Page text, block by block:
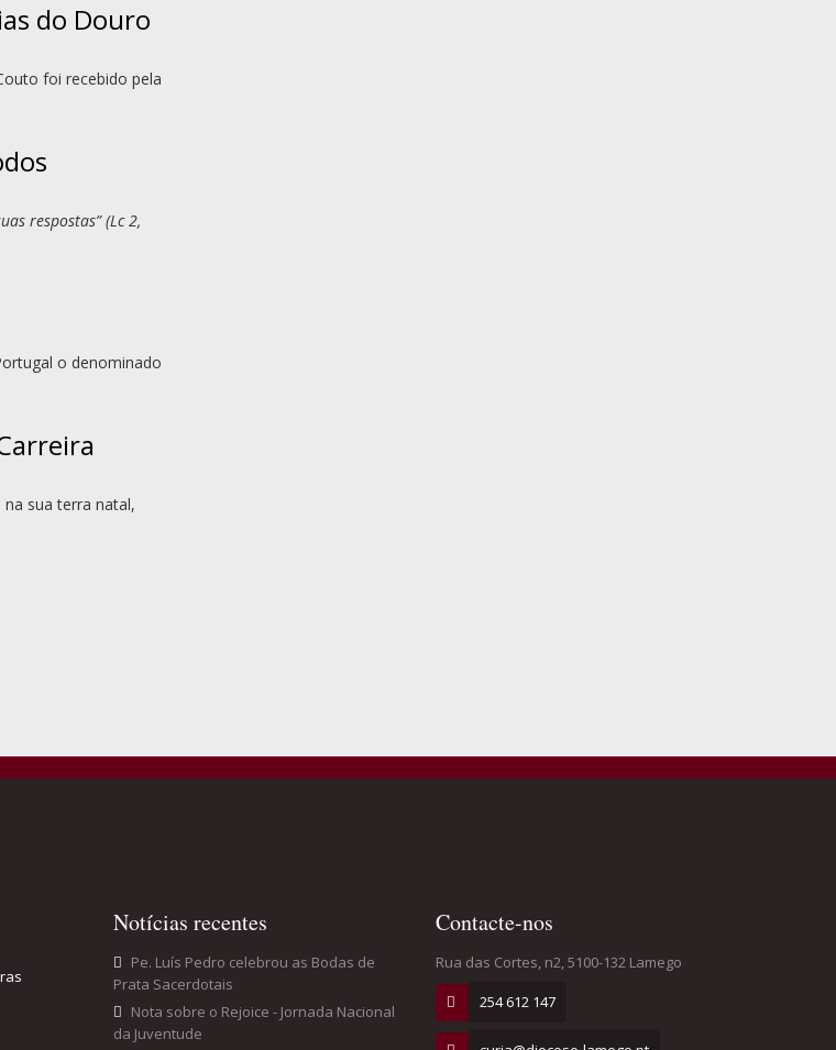
do Douro
foi recebido pela
respostas” (Lc 2,
o denominado
sua terra natal,
Notícias recentes
Pe. Luís Pedro celebrou as Bodas de
Prata Sacerdotais
Nota sobre o Rejoice - Jornada Nacional
da Juventude
Contacte-nos
Rua das Cortes, n2, 5100-132 Lamego
254 612 147